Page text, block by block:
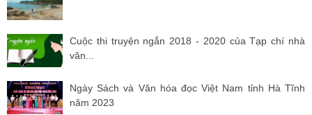
Cuộc thi truyện ngắn 2018 - 2020 của Tạp chí nhà
văn...
Ngày Sách và Văn hóa đọc Việt Nam tỉnh Hà Tĩnh
năm 2023